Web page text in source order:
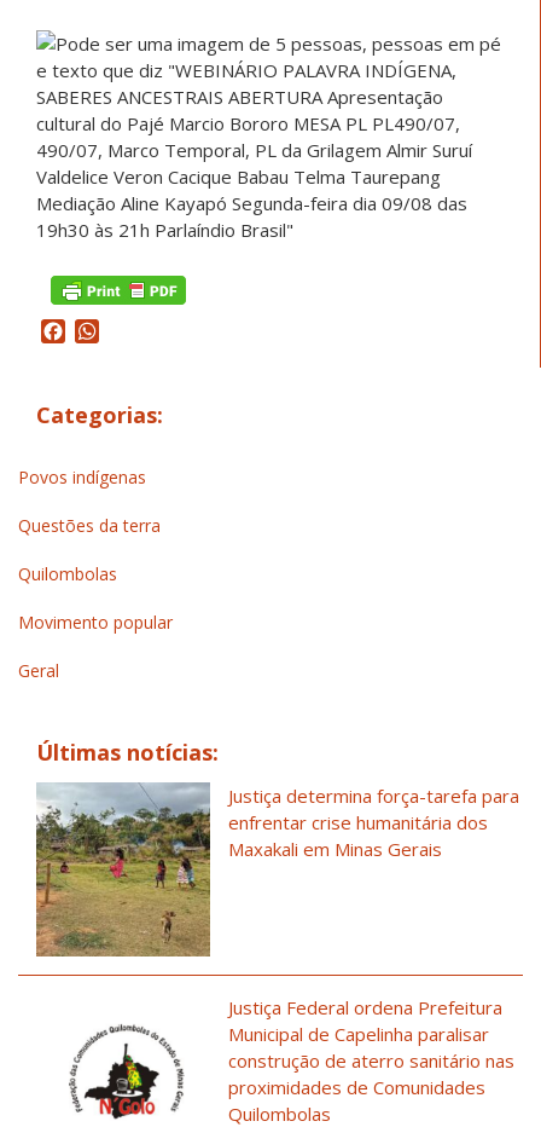
Facebook
Categorias:
Povos indígenas
Questões da terra
Quilombolas
Movimento popular
Geral
Últimas notícias:
Justiça determina força-tarefa para
enfrentar crise humanitária dos
Maxakali em Minas Gerais
Justiça Federal ordena Prefeitura
Municipal de Capelinha paralisar
construção de aterro sanitário nas
proximidades de Comunidades
Quilombolas